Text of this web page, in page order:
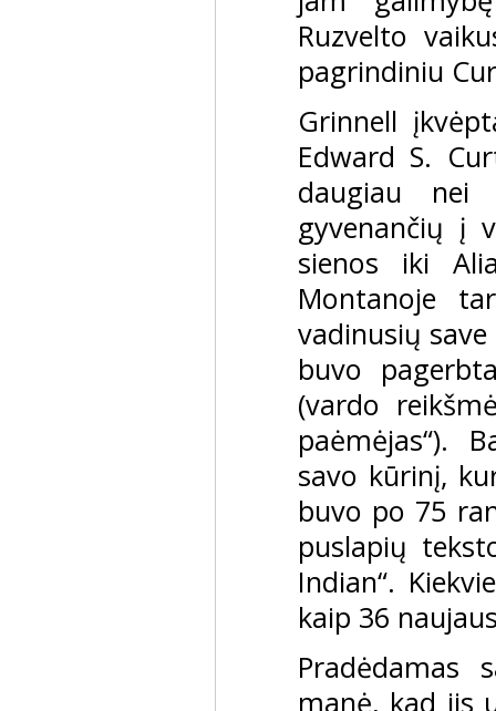
Ruzvelto
pagrindiniu
Grinnell
Edward S.
daugiau nei
gyvenančių į
sienos iki
Montanoje
vadinusių
buvo
(vardo
paėmėjas“).
savo kūrinį,
buvo po 75
puslapių
Indian“.
kaip 36
Pradėdamas
manė, kad jis